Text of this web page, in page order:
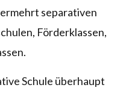
separativen
Förderklassen,
Schule überhaupt